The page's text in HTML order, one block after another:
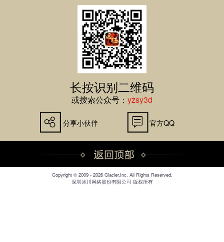
长按识别二维码
或搜索公众号： yzsy3d
分享小伙伴 官方QQ
Copyright © 2009 - 2026 Glacier,Inc. All Rights Reserved.
深圳冰川网络股份有限公司 版权所有